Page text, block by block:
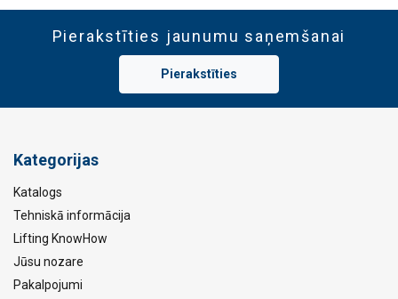
Pierakstīties jaunumu saņemšanai
Pierakstīties
Kategorijas
Katalogs
Tehniskā informācija
Lifting KnowHow
Jūsu nozare
Pakalpojumi